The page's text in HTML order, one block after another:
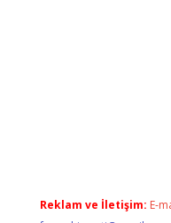
Reklam ve İletişim: E-